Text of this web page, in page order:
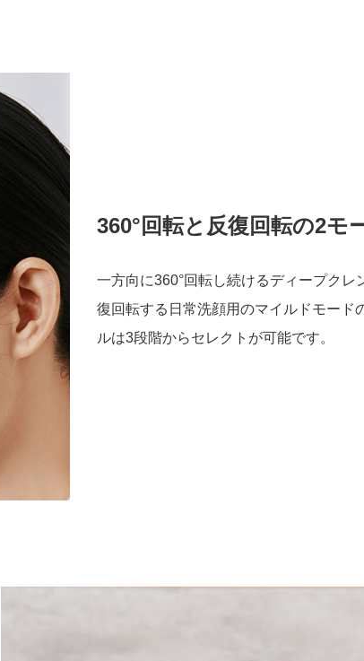
360°回転と反復回転の2モ
一方向に360°回転し続けるディープクレ
復回転する日常洗顔用のマイルドモード
ルは3段階からセレクトが可能です。